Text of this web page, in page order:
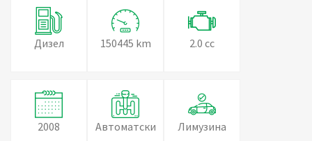
Дизел 150445 km 2.0 cc
2008 Автоматски Лимузина